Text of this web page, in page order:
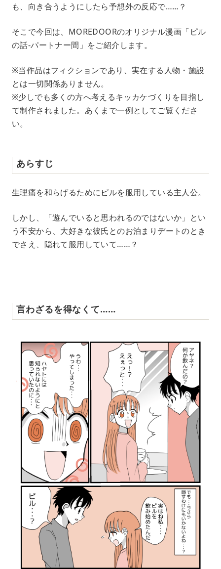
も、向き合うようにしたら予想外の反応で……？
そこで今回は、MOREDOORのオリジナル漫画「ピル
の話-パートナー間」をご紹介します。
※当作品はフィクションであり、実在する人物・施設
とは一切関係ありません。
※少しでも多くの方へ考えるキッカケづくりを目指し
て制作されました。あくまで一例としてご覧くださ
い。
あらすじ
生理痛を和らげるためにピルを服用している主人公。
しかし、「遊んでいると思われるのではないか」とい
う不安から、大好きな彼氏とのお泊まりデートのとき
でさえ、隠れて服用していて……？
言わざるを得なくて……